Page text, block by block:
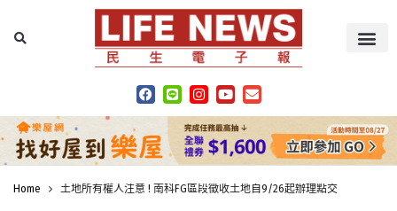
Home 土地所有權人注意 ! 南科FG區段徵收土地自9/26起辦理點交